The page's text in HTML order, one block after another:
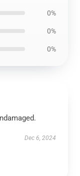
0%
0%
0%
Dec 6, 2024